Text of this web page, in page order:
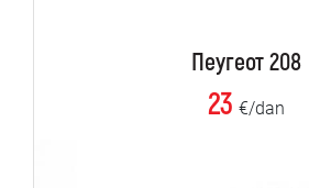
Пеугеот 208
23 €/dan